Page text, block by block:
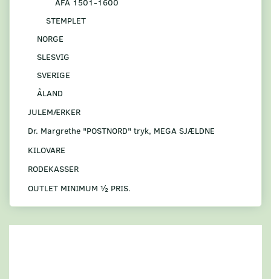
STEMPLET
NORGE
SLESVIG
SVERIGE
ÅLAND
JULEMÆRKER
Dr. Margrethe "POSTNORD" tryk, MEGA SJÆLDNE
KILOVARE
RODEKASSER
OUTLET MINIMUM ½ PRIS.